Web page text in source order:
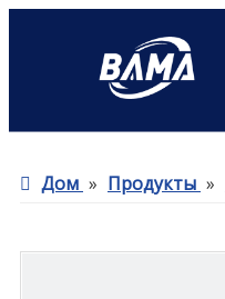
Дом » Продукты »